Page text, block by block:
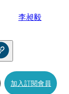
李昶毅
加入訂閱會員